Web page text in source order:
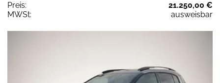
Preis:
21.250,00 €
MWSt:
ausweisbar